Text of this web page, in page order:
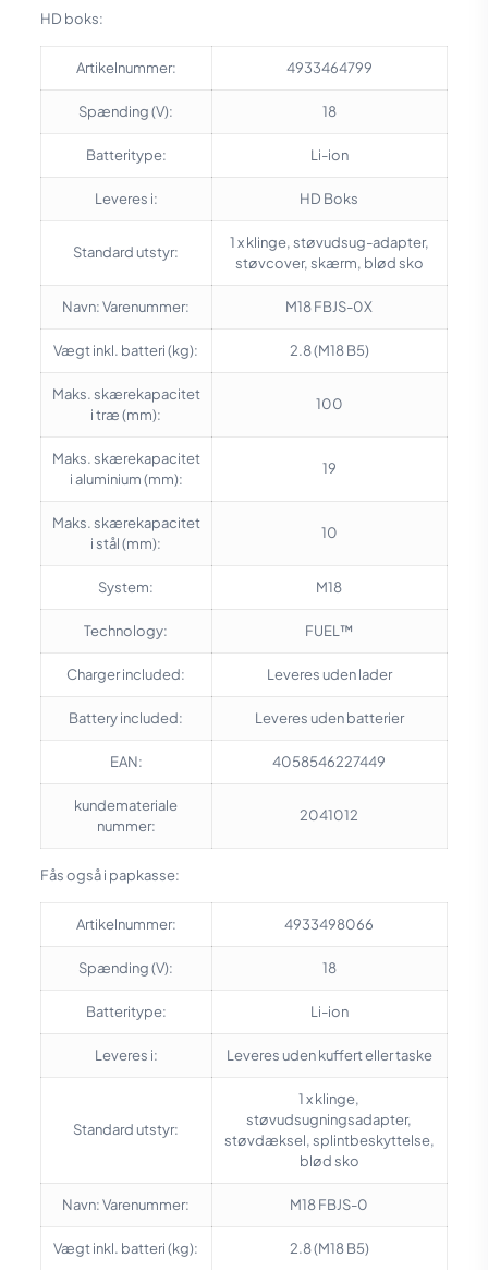
HD boks:
Artikelnummer: 4933464799
Spænding (V): 18
Batteritype: Li-ion
Leveres i: HD Boks
Standard utstyr:
1 x klinge, støvudsug-adapter,
støvcover, skærm, blød sko
Navn: Varenummer: M18 FBJS-0X
Vægt inkl. batteri (kg): 2.8 (M18 B5)
Maks. skærekapacitet
i træ (mm):
100
Maks. skærekapacitet
i aluminium (mm):
19
Maks. skærekapacitet
i stål (mm):
10
System: M18
Technology: FUEL™
Charger included: Leveres uden lader
Battery included: Leveres uden batterier
EAN: 4058546227449
kundemateriale
nummer:
2041012
Fås også i papkasse:
Artikelnummer: 4933498066
Spænding (V): 18
Batteritype: Li-ion
Leveres i: Leveres uden kuffert eller taske
Standard utstyr:
1 x klinge,
støvudsugningsadapter,
støvdæksel, splintbeskyttelse,
blød sko
Navn: Varenummer: M18 FBJS-0
Vægt inkl. batteri (kg): 2.8 (M18 B5)